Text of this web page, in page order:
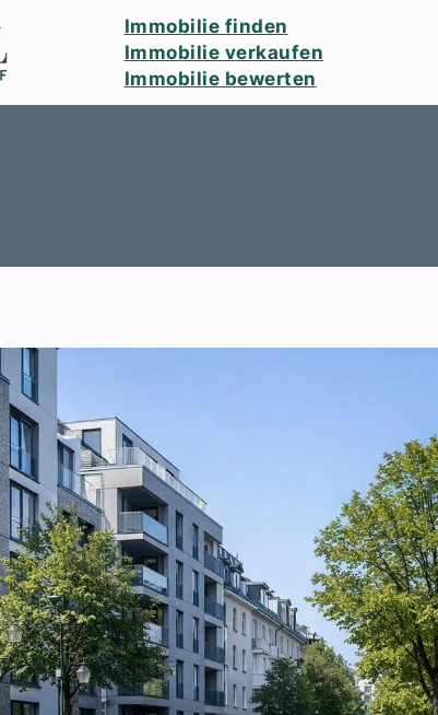
Immobilie finden
Immobilie verkaufen
Immobilie bewerten